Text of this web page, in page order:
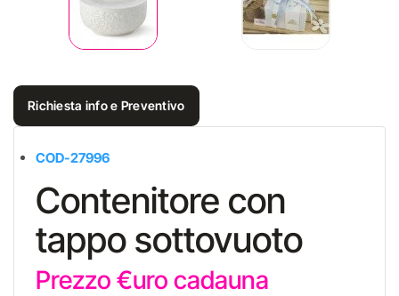
Richiesta info e Preventivo
COD-27996
Contenitore con
tappo sottovuoto
Prezzo €uro cadauna